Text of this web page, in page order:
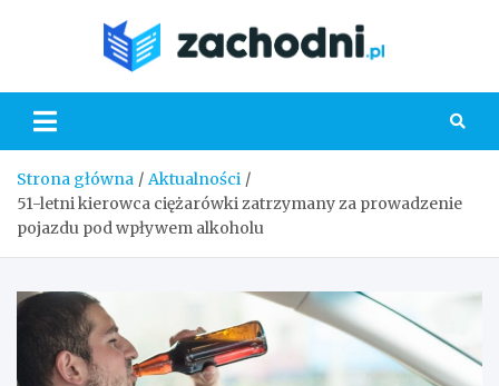
Strona główna
Aktualności
51-letni kierowca ciężarówki zatrzymany za prowadzenie
pojazdu pod wpływem alkoholu